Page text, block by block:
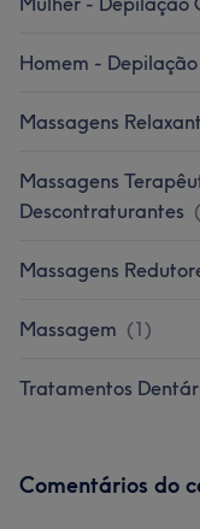
Homem -
Massagens
Massagens
Descontraturantes (
Massagens
Massagem (1)
Tratamentos
Comentários do